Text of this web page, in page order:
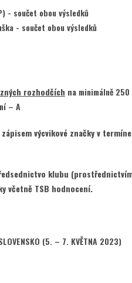
- součet obou výsledků
- součet obou výsledků
rozhodčích na minimálně 250
– A
výcvikové značky v
klubu
včetně TSB hodnocení.
(5. – 7. KVĚTNA 2023)